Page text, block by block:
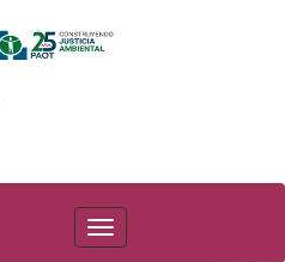
PAOT